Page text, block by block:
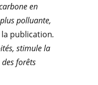
en
polluante,
publication.
stimule la
forêts